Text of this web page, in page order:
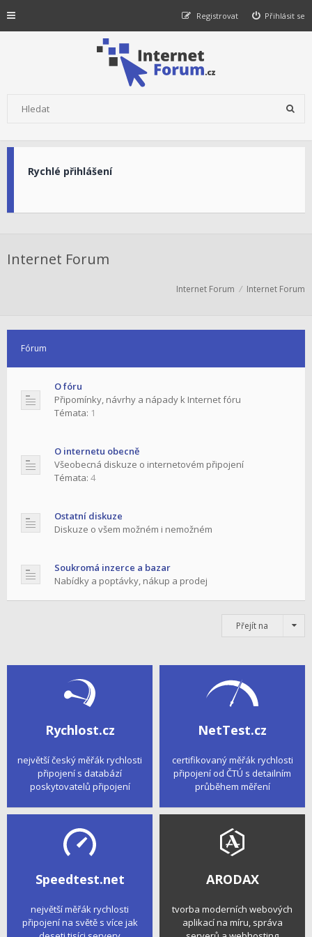
Přihlásit se
Registrovat
Rychlé přihlášení
Internet Forum
Internet Forum Internet Forum
Fórum
O fóru
Připomínky, návrhy a nápady k Internet fóru
Témata: 1
O internetu obecně
Všeobecná diskuze o internetovém připojení
Témata: 4
Ostatní diskuze
Diskuze o všem možném i nemožném
Soukromá inzerce a bazar
Nabídky a poptávky, nákup a prodej
Přejít na
Rychlost.cz
největší český měřák rychlosti
připojení s databází
poskytovatelů připojení
NetTest.cz
certifikovaný měřák rychlosti
připojení od ČTÚ s detailním
průběhem měření
Speedtest.net
největší měřák rychlosti
připojení na světě s více jak
ARODAX
tvorba moderních webových
aplikací na míru, správa